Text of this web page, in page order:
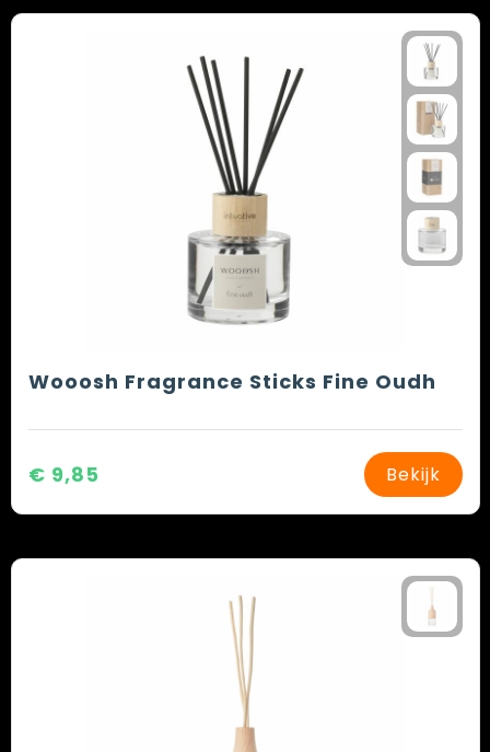
Wooosh Fragrance Sticks Fine Oudh
€ 9,85 Bekijk